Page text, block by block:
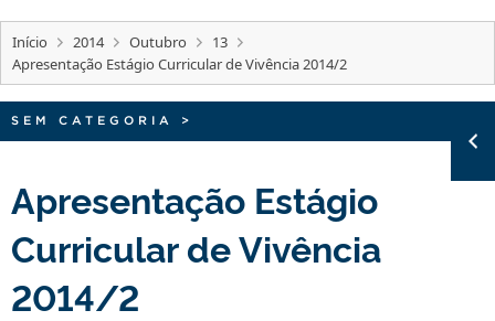
Início 2014 Outubro
13
Apresentação Estágio Curricular de Vivência 2014/2
SEM CATEGORIA >
Apresentação Estágio
Curricular de Vivência
2014/2